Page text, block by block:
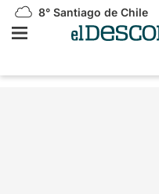
8° Santiago de Chile